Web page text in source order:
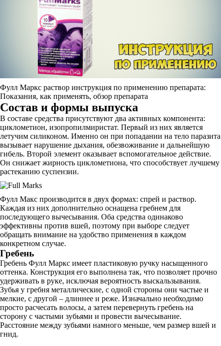
Фулл Маркс раствор инструкция по применению препарата:
Показания, как применять, обзор препарата
Состав и формы выпуска
В составе средства присутствуют два активных компонента:
циклометион, изопропилмиристат. Первый из них является
летучим силиконом. Именно он при попадании на тело паразита
вызывает нарушение дыхания, обезвоживание и дальнейшую
гибель. Второй элемент оказывает вспомогательное действие.
Он снижает жирность циклометиона, что способствует лучшему
растеканию суспензии.
Фулл Макс производится в двух формах: спрей и раствор.
Каждая из них дополнительно оснащена гребнем для
последующего вычесывания. Оба средства одинаково
эффективны против вшей, поэтому при выборе следует
обращать внимание на удобство применения в каждом
конкретном случае.
Гребень
Гребень Фулл Маркс имеет пластиковую ручку насыщенного
оттенка. Конструкция его выполнена так, что позволяет прочно
удерживать в руке, исключая вероятность выскальзывания.
Зубья у гребня металлические, с одной стороны они частые и
мелкие, с другой – длиннее и реже. Изначально необходимо
просто расчесать волосы, а затем перевернуть гребень на
сторону с частыми зубьями и провести вычесывание.
Расстояние между зубьями намного меньше, чем размер вшей и
гнид.